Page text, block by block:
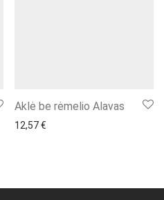
Aklė be rėmelio Alavas
12,57€